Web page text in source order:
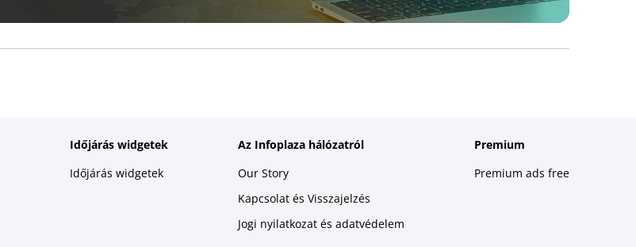
Időjárás widgetek
Időjárás widgetek
Az Infoplaza hálózatról
Our Story
Kapcsolat és Visszajelzés
Jogi nyilatkozat és adatvédelem
Premium
Premium ads free